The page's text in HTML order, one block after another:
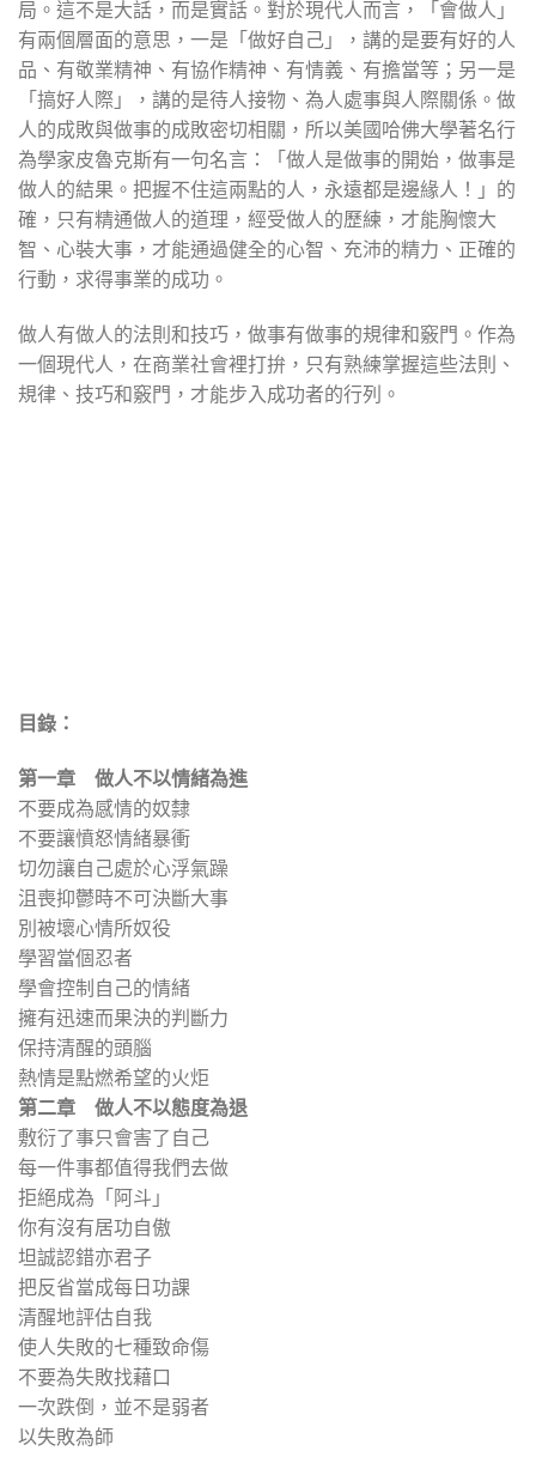
局。這不是大話，而是實話。對於現代人而言，「會做人」
有兩個層面的意思，一是「做好自己」，講的是要有好的人
品、有敬業精神、有協作精神、有情義、有擔當等；另一是
「搞好人際」，講的是待人接物、為人處事與人際關係。做
人的成敗與做事的成敗密切相關，所以美國哈佛大學著名行
為學家皮魯克斯有一句名言：「做人是做事的開始，做事是
做人的結果。把握不住這兩點的人，永遠都是邊緣人！」的
確，只有精通做人的道理，經受做人的歷練，才能胸懷大
智、心裝大事，才能通過健全的心智、充沛的精力、正確的
行動，求得事業的成功。
做人有做人的法則和技巧，做事有做事的規律和竅門。作為
一個現代人，在商業社會裡打拚，只有熟練掌握這些法則、
規律、技巧和竅門，才能步入成功者的行列。
目錄：
第一章 做人不以情緒為進
不要成為感情的奴隸
不要讓憤怒情緒暴衝
切勿讓自己處於心浮氣躁
沮喪抑鬱時不可決斷大事
別被壞心情所奴役
學習當個忍者
學會控制自己的情緒
擁有迅速而果決的判斷力
保持清醒的頭腦
熱情是點燃希望的火炬
第二章 做人不以態度為退
敷衍了事只會害了自己
每一件事都值得我們去做
拒絕成為「阿斗」
你有沒有居功自傲
坦誠認錯亦君子
把反省當成每日功課
清醒地評估自我
使人失敗的七種致命傷
不要為失敗找藉口
一次跌倒，並不是弱者
以失敗為師